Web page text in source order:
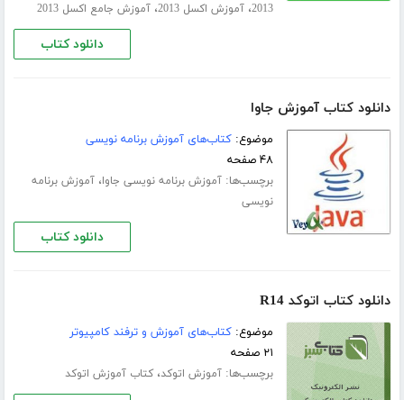
2013،آموزش اکسل 2013 ،آموزش جامع اکسل 2013
دانلود کتاب
دانلود کتاب آموزش جاوا
موضوع:کتاب‌های آموزش برنامه نویسی
۴۸ صفحه
برچسب‌ها:آموزش برنامه نویسی جاوا،آموزش برنامه
نویسی
دانلود کتاب
دانلود کتاب اتوکد R14
موضوع:کتاب‌های آموزش و ترفند کامپیوتر
۲۱ صفحه
برچسب‌ها:آموزش اتوکد،کتاب آموزش اتوکد